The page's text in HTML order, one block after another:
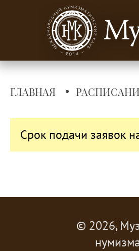
ГЛАВНАЯ
Срок подачи заявок
© 2026,